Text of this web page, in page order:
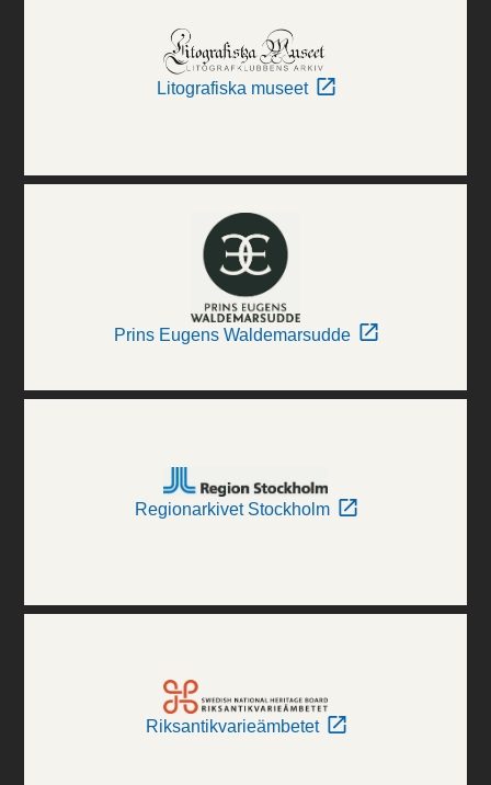
Litografiska museet
Prins Eugens Waldemarsudde
Regionarkivet Stockholm
Riksantikvarieämbetet